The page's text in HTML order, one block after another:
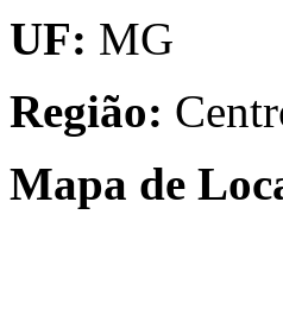
UF: MG
Região:
Mapa de